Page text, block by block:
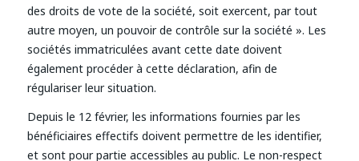
des droits de vote de la société, soit exercent, par tout
autre moyen, un pouvoir de contrôle sur la société ». Les
sociétés immatriculées avant cette date doivent
également procéder à cette déclaration, afin de
régulariser leur situation.
Depuis le 12 février, les informations fournies par les
bénéficiaires effectifs doivent permettre de les identifier,
et sont pour partie accessibles au public. Le non-respect